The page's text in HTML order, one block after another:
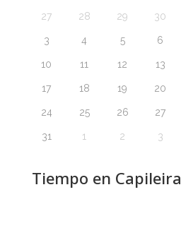
27 28 29 30
3 4 5 6
10 11 12 13
17 18 19 20
24 25 26 27
31 1 2 3
Tiempo en Capileira